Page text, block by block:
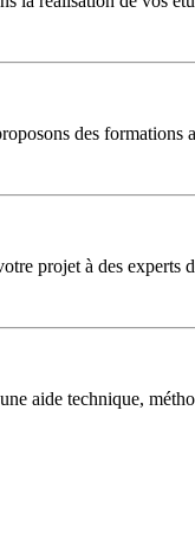
des formations
projet à des experts
aide technique,